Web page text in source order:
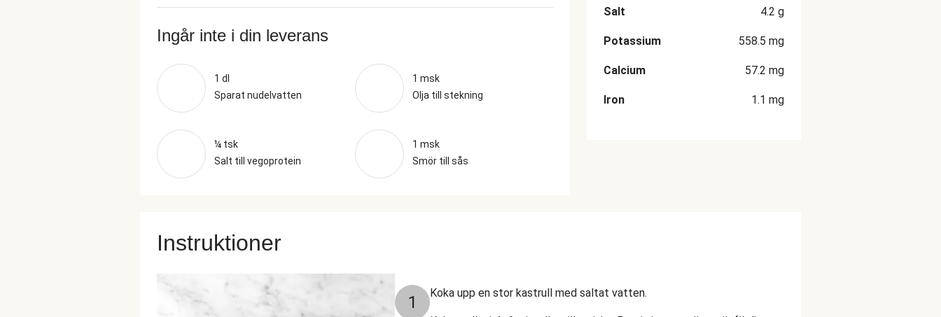
Ingår inte i din leverans
1 dl
Sparat nudelvatten
1 msk
Olja till stekning
¼ tsk
Salt till vegoprotein
1 msk
Smör till sås
Salt 4.2 g
Potassium 558.5 mg
Calcium 57.2 mg
Iron 1.1 mg
Instruktioner
1 Koka upp en stor kastrull med saltat vatten.